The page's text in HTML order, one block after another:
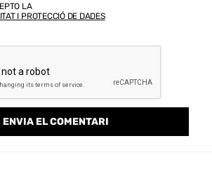
LA
I PROTECCIÓ DE DADES